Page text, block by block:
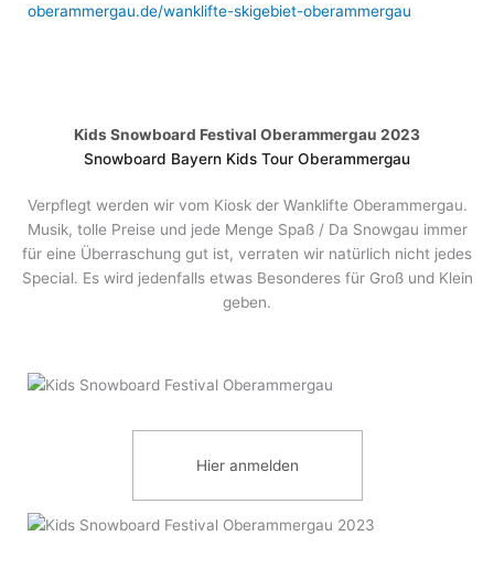
oberammergau.de/wanklifte-skigebiet-oberammergau
Kids Snowboard Festival Oberammergau 2023
Snowboard Bayern Kids Tour Oberammergau
Verpflegt werden wir vom Kiosk der Wanklifte Oberammergau.
Musik, tolle Preise und jede Menge Spaß / Da Snowgau immer
für eine Überraschung gut ist, verraten wir natürlich nicht jedes
Special. Es wird jedenfalls etwas Besonderes für Groß und Klein
geben.
Hier anmelden